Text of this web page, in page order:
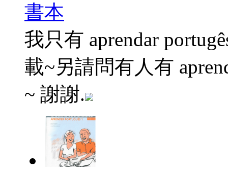
書本
我只有 aprendar
載~另請問有人有
~ 謝謝.